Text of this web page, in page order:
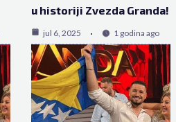
u historiji Zvezda Granda!
jul 6, 2025 1 godina ago